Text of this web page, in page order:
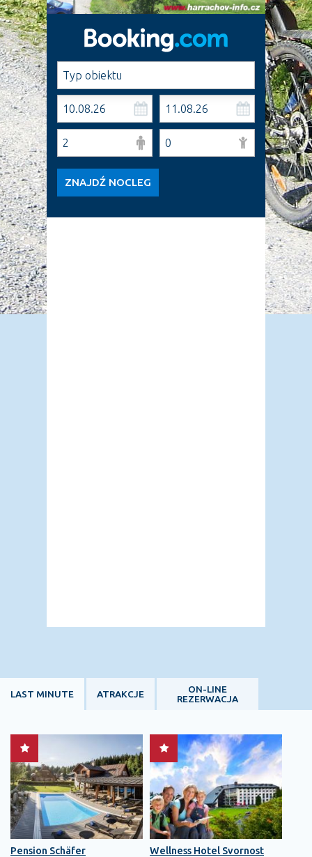
ZNAJDŹ NOCLEG
LAST MINUTE ATRAKCJE
ON-LINE
REZERWACJA
Pension Schäfer Wellness Hotel Svornost